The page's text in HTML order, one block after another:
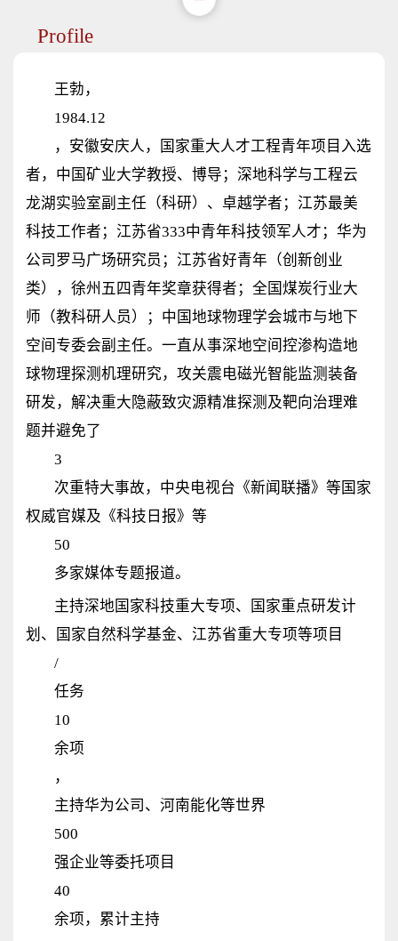
Profile
王勃，
1984.12
，安徽安庆人，
国家重大人才工程青年项目入选
者，中国矿业大学教授、博导；深地科学与工程云
龙湖实验室副主任（科研）、卓越学者；江苏最美
科技工作者； 江苏省333中青年科技领军人才； 华为
公司罗马广场研究员；江苏省好青年（创新创业
类），徐州五四青年奖章获得者；全国煤炭行业大
师（教科研人员）；中国地球物理学会城市与地下
空间专委会副主任。一直从事深地空间控渗构造地
球物理探测机理研究，攻关震电磁光智能监测装备
研发，解决重大隐蔽致灾源精准探测及靶向治理难
题并避免了
3
次重特大事故， 中央电视台《新闻联播》等国家
权威官媒及《科技日报》等
50
多家媒体专题报道。
主持深地国家科技重大专项、国家重点研发计
划、国家自然科学基金、江苏省重大专项等项目
/
任务
10
余项
，
主持华为公司、河南能化等世界
500
强企业等委托项目
40
余项， 累计主持